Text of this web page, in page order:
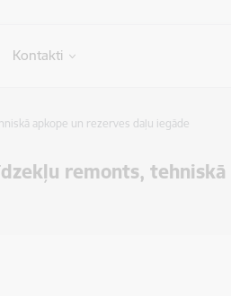
Kontakti
apkope un rezerves daļu iegāde
remonts, tehniskā